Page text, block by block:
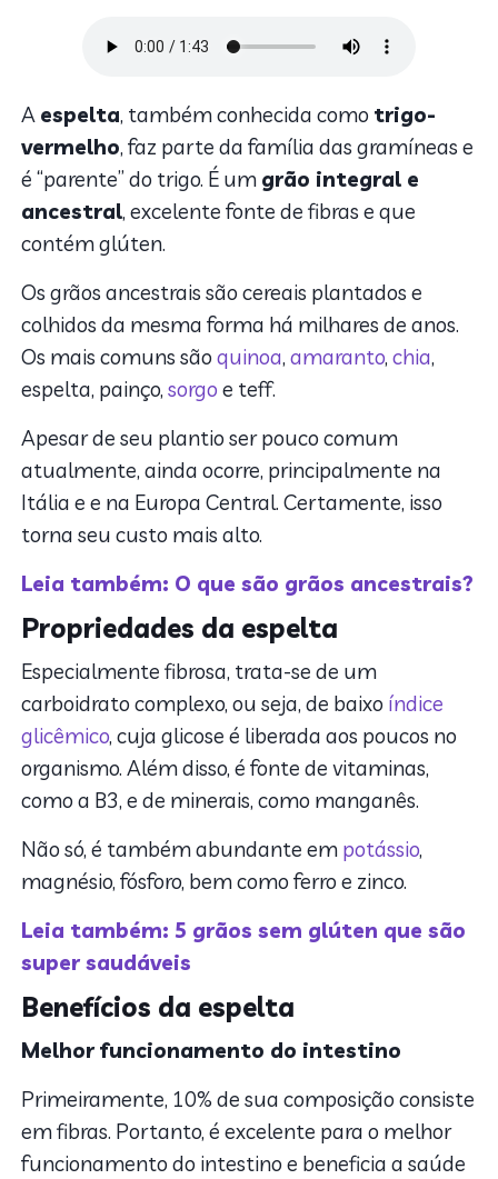
A espelta, também conhecida como trigo-
vermelho, faz parte da família das gramíneas e
é “parente” do trigo. É um grão integral e
ancestral, excelente fonte de fibras e que
contém glúten.
Os grãos ancestrais são cereais plantados e
colhidos da mesma forma há milhares de anos.
Os mais comuns sãoquinoa,amaranto,chia,
espelta, painço,sorgo e teff.
Apesar de seu plantio ser pouco comum
atualmente, ainda ocorre, principalmente na
Itália e e na Europa Central. Certamente, isso
torna seu custo mais alto.
Leia também: O que são grãos ancestrais?
Propriedades da espelta
Especialmente fibrosa, trata-se de um
carboidrato complexo, ou seja, de baixo índice
glicêmico, cuja glicose é liberada aos poucos no
organismo. Além disso, é fonte de vitaminas,
como a B3, e de minerais, como manganês.
Não só, é também abundante em potássio,
magnésio, fósforo, bem como ferro e zinco.
Leia também: 5 grãos sem glúten que são
super saudáveis
Benefícios da espelta
Melhor funcionamento do intestino
Primeiramente, 10% de sua composição consiste
em fibras. Portanto, é excelente para o melhor
funcionamento do intestino e beneficia a saúde